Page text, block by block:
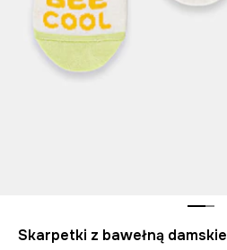
Skarpetki z bawełną